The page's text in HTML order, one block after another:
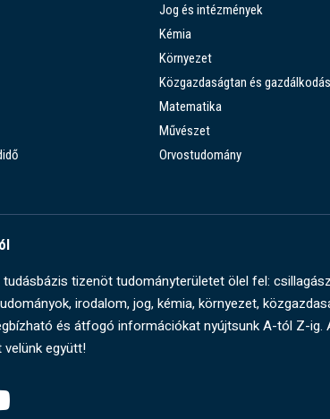
Jog és intézmények
Kémia
Környezet
Közgazdaságtan és gazdálkodás
Matematika
Művészet
Orvostudomány
tudásbázis tizenöt tudományterületet ölel fel:
irodalom, jog, kémia, környezet,
és átfogó információkat nyújtsunk A-tól Z-
együtt!